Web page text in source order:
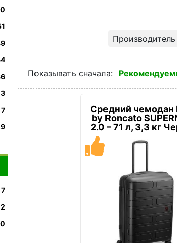
Производитель
Показывать сначала:
Средний чемодан
by Roncato
2.0 – 71 л, 3,3 кг
3
7
7
2